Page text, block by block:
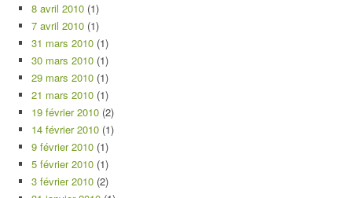
8 avril 2010 (1)
7 avril 2010 (1)
31 mars 2010 (1)
30 mars 2010 (1)
29 mars 2010 (1)
21 mars 2010 (1)
19 février 2010 (2)
14 février 2010 (1)
9 février 2010 (1)
5 février 2010 (1)
3 février 2010 (2)